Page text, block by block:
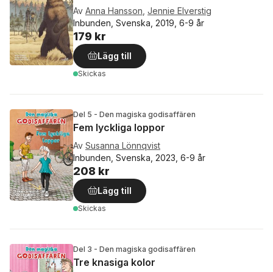
Av Anna Hansson Jennie Elverstig
Inbunden, Svenska, 2019, 6-9 år
179 kr
Lägg till
Skickas
Del 5 - Den magiska godisaffären
Fem lyckliga loppor
Av Susanna Lönnqvist
Inbunden, Svenska, 2023, 6-9 år
208 kr
Lägg till
Skickas
Del 3 - Den magiska godisaffären
Tre knasiga kolor